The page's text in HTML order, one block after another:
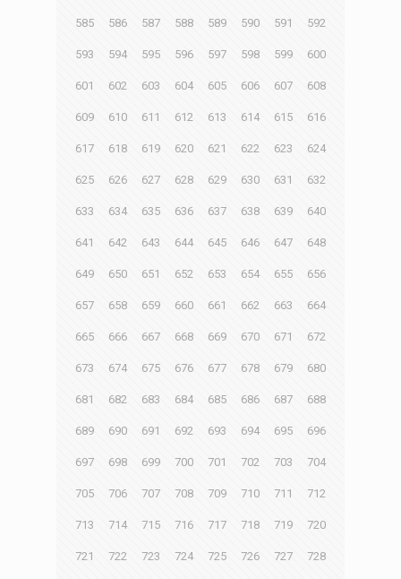
585 586 587 588 589 590 591 592
593 594 595 596 597 598 599 600
601 602 603 604 605 606 607 608
609 610 611 612 613 614 615 616
617 618 619 620 621 622 623 624
625 626 627 628 629 630 631 632
633 634 635 636 637 638 639 640
641 642 643 644 645 646 647 648
649 650 651 652 653 654 655 656
657 658 659 660 661 662 663 664
665 666 667 668 669 670 671 672
673 674 675 676 677 678 679 680
681 682 683 684 685 686 687 688
689 690 691 692 693 694 695 696
697 698 699 700 701 702 703 704
705 706 707 708 709 710 711 712
713 714 715 716 717 718 719 720
721 722 723 724 725 726 727 728